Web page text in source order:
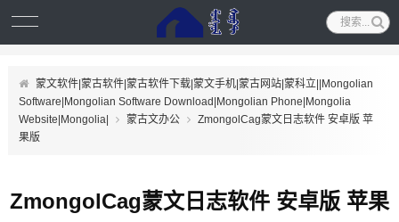
蒙文软件|蒙古软件|蒙古软件下载|蒙文手机|蒙古网站|蒙科立||Mongolian
Software|Mongolian Software Download|Mongolian Phone|Mongolia
Website|Mongolia|
蒙古文办公
ZmongolCag蒙文日志软件 安卓版 苹
果版
ZmongolCag蒙文日志软件 安卓版 苹果